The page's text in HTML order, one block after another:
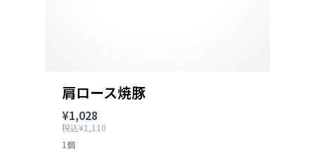
肩ロース焼豚
¥1,028
税込¥1,110
1個